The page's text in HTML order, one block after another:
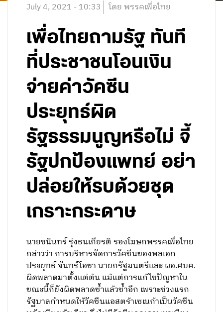
July 4, 2021 - 10:33 โดย พรรคเพื่อไทย
เพื่อไทยถามรัฐ ทันที
ที่ประชาชนโอนเงิน
จ่ายค่าวัคซีน
ประยุทธ์ผิด
รัฐธรรมนูญหรือไม่ จี้
รัฐปกป้องแพทย์ อย่า
ปล่อยให้รบด้วยชุด
เกราะกระดาษ
นายชนินทร์ รุ่งธนเกียรติ รองโฆษกพรรคเพื่อไทย
กล่าวว่า การบริหารจัดการวัคซีนของพลเอก
ประยุทธ์ จันทร์โอชา นายกรัฐมนตรีและ ผอ.ศบค.
ผิดพลาดมาตั้งแต่ต้น แม้แต่การแก้ไขปัญหาใน
ขณะนี้ก็ยังผิดพลาดซ้ำแล้วซ้ำอีก เพราะช่วงแรก
รัฐบาลกำหนดให้วัคซีนแอสตร้าเซเนก้าเป็นวัคซีน